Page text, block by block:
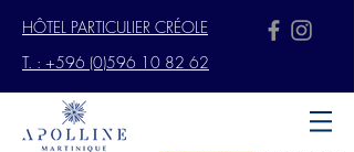
HÔTEL PARTICULIER CRÉOLE
T. : +596 (0)596 10 82 62